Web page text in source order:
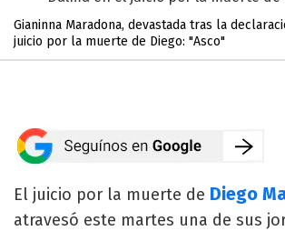
Gianinna Maradona, devastada tras la
juicio por la muerte de Diego: "Asco"
El juicio por la muerte de Diego
atravesó este martes una de sus